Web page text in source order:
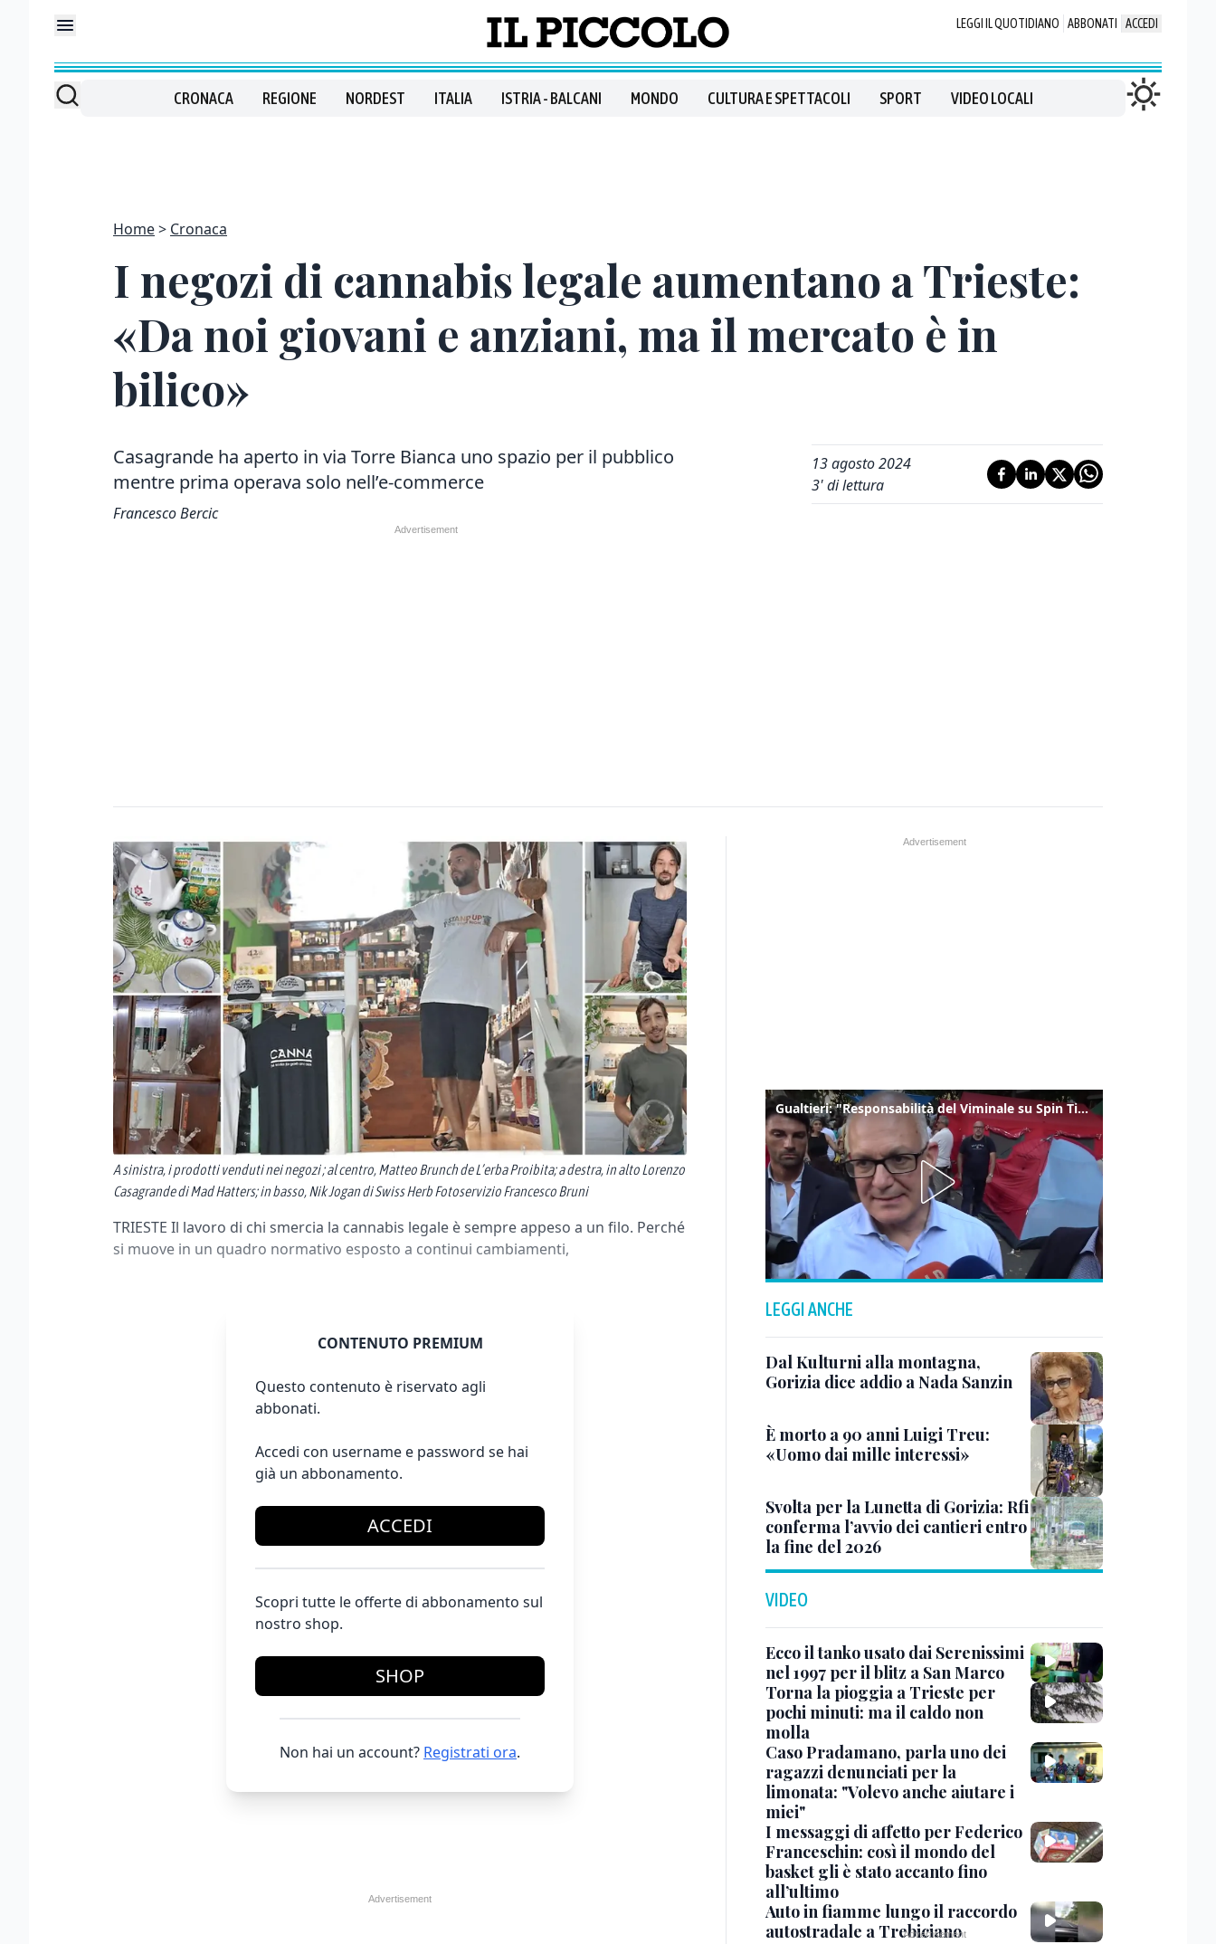
LEGGI IL QUOTIDIANO ABBONATI ACCEDI
CRONACA REGIONE NORDEST ITALIA ISTRIA - BALCANI MONDO CULTURA E SPETTACOLI SPORT VIDEO LOCALI
Home Cronaca
I negozi di cannabis legale aumentano a Trieste:
«Da noi giovani e anziani, ma il mercato è in
bilico»
Casagrande ha aperto in via Torre Bianca uno spazio per il pubblico
mentre prima operava solo nell’e-commerce
Francesco Bercic
13 agosto 2024
3' di lettura
A sinistra, i prodotti venduti nei negozi ; al centro, Matteo Brunch de L’erba Proibita; a destra, in alto Lorenzo
Casagrande di Mad Hatters; in basso, Nik Jogan di Swiss Herb Fotoservizio Francesco Bruni
TRIESTE Il lavoro di chi smercia la cannabis legale è sempre appeso a un filo. Perché
si muove in un quadro normativo esposto a continui cambiamenti,
CONTENUTO PREMIUM
Questo contenuto è riservato agli
abbonati.
Accedi con username e password se hai
già un abbonamento.
ACCEDI
Scopri tutte le offerte di abbonamento sul
nostro shop.
SHOP
Non hai un account? Registrati ora.
Gualtieri: "Responsabilità del Viminale su Spin Time? La posizione dei partiti è nota"
LEGGI ANCHE
Dal Kulturni alla montagna,
Gorizia dice addio a Nada Sanzin
È morto a 90 anni Luigi Treu:
«Uomo dai mille interessi»
Svolta per la Lunetta di Gorizia: Rfi
conferma l’avvio dei cantieri entro
la fine del 2026
VIDEO
Ecco il tanko usato dai Serenissimi
nel 1997 per il blitz a San Marco
Torna la pioggia a Trieste per
pochi minuti: ma il caldo non
molla
Caso Pradamano, parla uno dei
ragazzi denunciati per la
limonata: "Volevo anche aiutare i
miei"
I messaggi di affetto per Federico
Franceschin: così il mondo del
basket gli è stato accanto fino
all’ultimo
Auto in fiamme lungo il raccordo
autostradale a Trebiciano